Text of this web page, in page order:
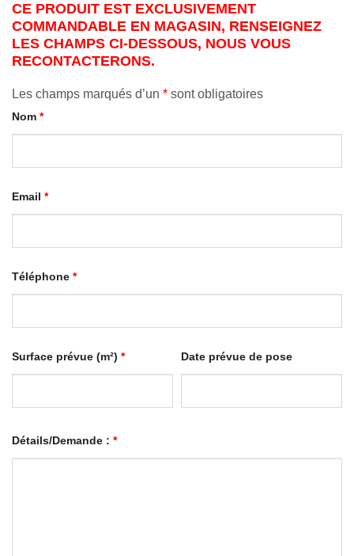
CE PRODUIT EST EXCLUSIVEMENT
COMMANDABLE EN MAGASIN, RENSEIGNEZ
LES CHAMPS CI-DESSOUS, NOUS VOUS
RECONTACTERONS.
Les champs marqués d’un * sont obligatoires
Nom *
Email *
Téléphone *
Surface prévue (m²) * Date prévue de pose
Détails/Demande : *